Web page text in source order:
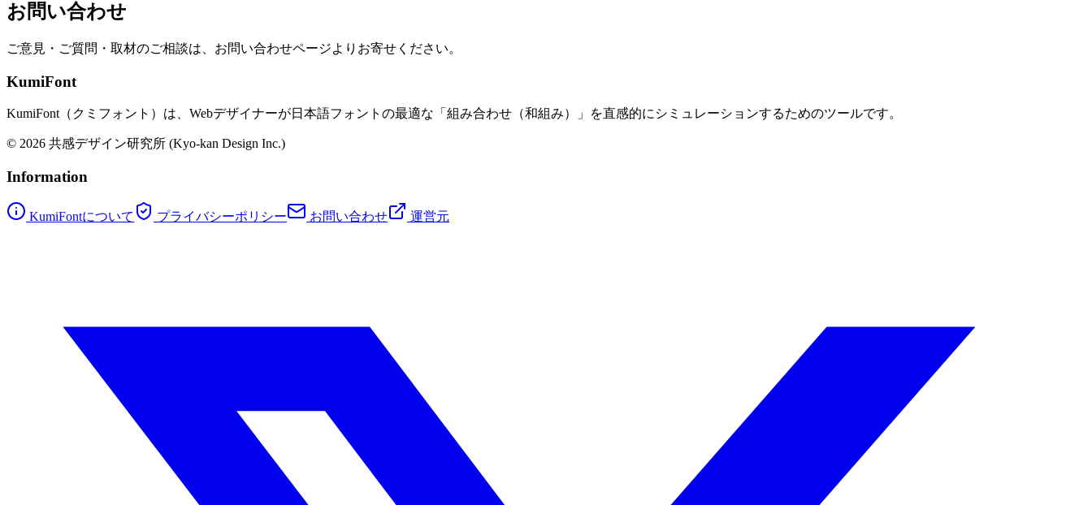
お問い合わせ
ご意見・ご質問・取材のご相談は、お問い合わせページよりお寄せください。
KumiFont
KumiFont（クミフォント）は、Webデザイナーが日本語フォントの最適な「組み合わせ（和組み）」を直感的にシミュレーションするためのツールです。
© 2026 共感デザイン研究所 (Kyo-kan Design Inc.)
Information
KumiFontについて プライバシーポリシー お問い合わせ 運営元